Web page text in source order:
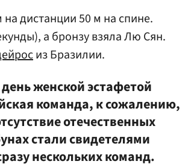
дистанции 50 м на спине.
а бронзу взяла Лю Сян.
из Бразилии.
женской эстафетой
команда, к сожалению,
отечественных
стали свидетелями
нескольких команд.